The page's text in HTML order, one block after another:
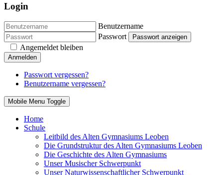
Login
Benutzername
Passwort
Passwort anzeigen
Angemeldet bleiben
Anmelden
Passwort vergessen?
Benutzername vergessen?
Mobile Menu Toggle
Home
Schule
Leitbild des Alten Gymnasiums Leoben
Die Grundstruktur des Alten Gymnasiums Leoben
Die Geschichte des Alten Gymnasiums
Unser Musischer Schwerpunkt
Unser Naturwissenschaftlicher Schwerpunkt